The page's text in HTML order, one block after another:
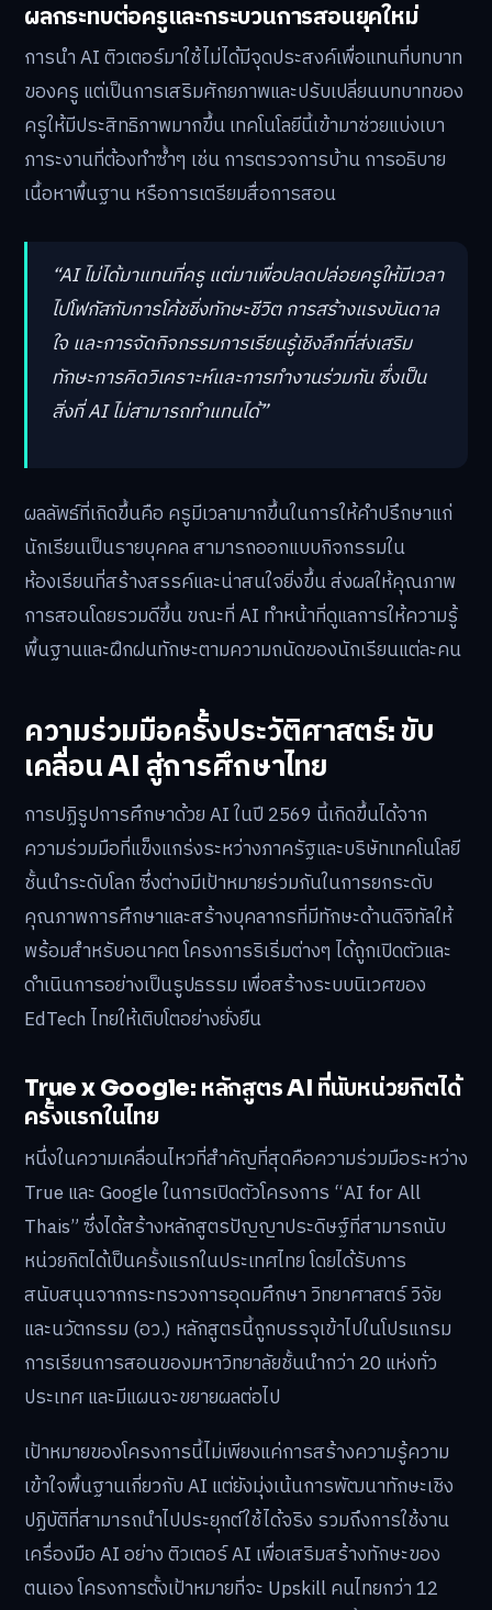
ผลกระทบต่อครูและกระบวนการสอนยุคใหม่
การนำ AI ติวเตอร์มาใช้ไม่ได้มีจุดประสงค์เพื่อแทนที่บทบาท
ของครู แต่เป็นการเสริมศักยภาพและปรับเปลี่ยนบทบาทของ
ครูให้มีประสิทธิภาพมากขึ้น เทคโนโลยีนี้เข้ามาช่วยแบ่งเบา
ภาระงานที่ต้องทำซ้ำๆ เช่น การตรวจการบ้าน การอธิบาย
เนื้อหาพื้นฐาน หรือการเตรียมสื่อการสอน
“AI ไม่ได้มาแทนที่ครู แต่มาเพื่อปลดปล่อยครูให้มีเวลา
ไปโฟกัสกับการโค้ชชิ่งทักษะชีวิต การสร้างแรงบันดาล
ใจ และการจัดกิจกรรมการเรียนรู้เชิงลึกที่ส่งเสริม
ทักษะการคิดวิเคราะห์และการทำงานร่วมกัน ซึ่งเป็น
สิ่งที่ AI ไม่สามารถทำแทนได้”
ผลลัพธ์ที่เกิดขึ้นคือ ครูมีเวลามากขึ้นในการให้คำปรึกษาแก่
นักเรียนเป็นรายบุคคล สามารถออกแบบกิจกรรมใน
ห้องเรียนที่สร้างสรรค์และน่าสนใจยิ่งขึ้น ส่งผลให้คุณภาพ
การสอนโดยรวมดีขึ้น ขณะที่ AI ทำหน้าที่ดูแลการให้ความรู้
พื้นฐานและฝึกฝนทักษะตามความถนัดของนักเรียนแต่ละคน
ความร่วมมือครั้งประวัติศาสตร์: ขับ
เคลื่อน AI สู่การศึกษาไทย
การปฏิรูปการศึกษาด้วย AI ในปี 2569 นี้เกิดขึ้นได้จาก
ความร่วมมือที่แข็งแกร่งระหว่างภาครัฐและบริษัทเทคโนโลยี
ชั้นนำระดับโลก ซึ่งต่างมีเป้าหมายร่วมกันในการยกระดับ
คุณภาพการศึกษาและสร้างบุคลากรที่มีทักษะด้านดิจิทัลให้
พร้อมสำหรับอนาคต โครงการริเริ่มต่างๆ ได้ถูกเปิดตัวและ
ดำเนินการอย่างเป็นรูปธรรม เพื่อสร้างระบบนิเวศของ
EdTech ไทยให้เติบโตอย่างยั่งยืน
True x Google: หลักสูตร AI ที่นับหน่วยกิตได้
ครั้งแรกในไทย
หนึ่งในความเคลื่อนไหวที่สำคัญที่สุดคือความร่วมมือระหว่าง
True และ Google ในการเปิดตัวโครงการ “AI for All
Thais” ซึ่งได้สร้างหลักสูตรปัญญาประดิษฐ์ที่สามารถนับ
หน่วยกิตได้เป็นครั้งแรกในประเทศไทย โดยได้รับการ
สนับสนุนจากกระทรวงการอุดมศึกษา วิทยาศาสตร์ วิจัย
และนวัตกรรม (อว.) หลักสูตรนี้ถูกบรรจุเข้าไปในโปรแกรม
การเรียนการสอนของมหาวิทยาลัยชั้นนำกว่า 20 แห่งทั่ว
ประเทศ และมีแผนจะขยายผลต่อไป
เป้าหมายของโครงการนี้ไม่เพียงแค่การสร้างความรู้ความ
เข้าใจพื้นฐานเกี่ยวกับ AI แต่ยังมุ่งเน้นการพัฒนาทักษะเชิง
ปฏิบัติที่สามารถนำไปประยุกต์ใช้ได้จริง รวมถึงการใช้งาน
เครื่องมือ AI อย่าง ติวเตอร์ AI เพื่อเสริมสร้างทักษะของ
ตนเอง โครงการตั้งเป้าหมายที่จะ Upskill คนไทยกว่า 12